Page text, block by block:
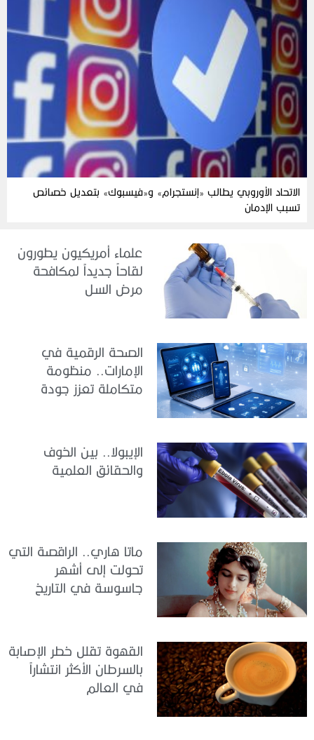
الاتحاد الأوروبي يطالب «إنستجرام» و«فيسبوك» بتعديل خصائص
تسبب الإدمان
علماء أمريكيون يطورون
لقاحاً جديداً لمكافحة
مرض السل
الصحة الرقمية في
الإمارات.. منظومة
متكاملة تعزز جودة
الإيبولا.. بين الخوف
والحقائق العلمية
ماتا هاري.. الراقصة التي
تحولت إلى أشهر
جاسوسة في التاريخ
القهوة تقلل خطر الإصابة
بالسرطان الأكثر انتشاراً
في العالم